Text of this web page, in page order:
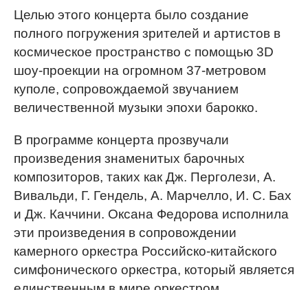
Целью этого концерта было создание
полного погружения зрителей и артистов в
космическое пространство с помощью 3D
шоу-проекции на огромном 37-метровом
куполе, сопровождаемой звучанием
величественной музыки эпохи барокко.
В программе концерта прозвучали
произведения знаменитых барочных
композиторов, таких как Дж. Перголези, А.
Вивальди, Г. Гендель, А. Марчелло, И. С. Бах
и Дж. Каччини. Оксана Федорова исполнила
эти произведения в сопровождении
камерного оркестра Российско-китайского
симфонического оркестра, который является